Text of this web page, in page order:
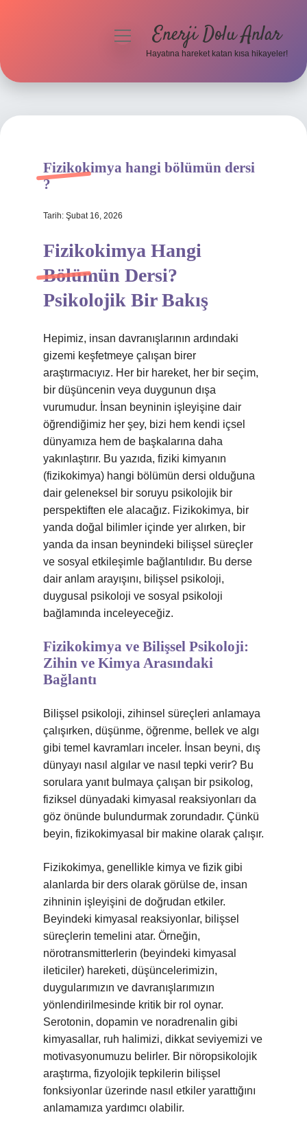
Hakkımızda
menüyüEnerji Dolu Anlar
Hayatına hareket katan kısa hikayeler!
Fizikokimya hangi bölümün dersi
?
Tarih: Şubat 16, 2026
Fizikokimya Hangi
Bölümün Dersi?
Psikolojik Bir Bakış
Hepimiz, insan davranışlarının ardındaki
gizemi keşfetmeye çalışan birer
araştırmacıyız. Her bir hareket, her bir seçim,
bir düşüncenin veya duygunun dışa
vurumudur. İnsan beyninin işleyişine dair
öğrendiğimiz her şey, bizi hem kendi içsel
dünyamıza hem de başkalarına daha
yakınlaştırır. Bu yazıda, fiziki kimyanın
(fizikokimya) hangi bölümün dersi olduğuna
dair geleneksel bir soruyu psikolojik bir
perspektiften ele alacağız. Fizikokimya, bir
yanda doğal bilimler içinde yer alırken, bir
yanda da insan beynindeki bilişsel süreçler
ve sosyal etkileşimle bağlantılıdır. Bu derse
dair anlam arayışını, bilişsel psikoloji,
duygusal psikoloji ve sosyal psikoloji
bağlamında inceleyeceğiz.
Fizikokimya ve Bilişsel Psikoloji:
Zihin ve Kimya Arasındaki
Bağlantı
Bilişsel psikoloji, zihinsel süreçleri anlamaya
çalışırken, düşünme, öğrenme, bellek ve algı
gibi temel kavramları inceler. İnsan beyni, dış
dünyayı nasıl algılar ve nasıl tepki verir? Bu
sorulara yanıt bulmaya çalışan bir psikolog,
fiziksel dünyadaki kimyasal reaksiyonları da
göz önünde bulundurmak zorundadır. Çünkü
beyin, fizikokimyasal bir makine olarak çalışır.
Fizikokimya, genellikle kimya ve fizik gibi
alanlarda bir ders olarak görülse de, insan
zihninin işleyişini de doğrudan etkiler.
Beyindeki kimyasal reaksiyonlar, bilişsel
süreçlerin temelini atar. Örneğin,
nörotransmitterlerin (beyindeki kimyasal
ileticiler) hareketi, düşüncelerimizin,
duygularımızın ve davranışlarımızın
yönlendirilmesinde kritik bir rol oynar.
Serotonin, dopamin ve noradrenalin gibi
kimyasallar, ruh halimizi, dikkat seviyemizi ve
motivasyonumuzu belirler. Bir nöropsikolojik
araştırma, fizyolojik tepkilerin bilişsel
fonksiyonlar üzerinde nasıl etkiler yarattığını
anlamamıza yardımcı olabilir.